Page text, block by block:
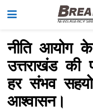
नीति आयोग के
उत्तराखंड की
हर संभव
आश्वासन।